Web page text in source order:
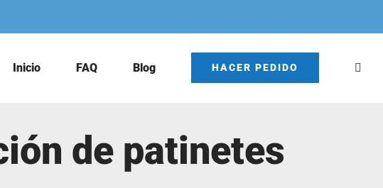
Inicio FAQ Blog HACER PEDIDO
de patinetes